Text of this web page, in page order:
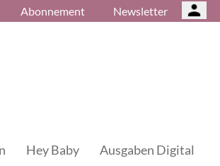
Abonnement Newsletter
Hey Baby Ausgaben Digital